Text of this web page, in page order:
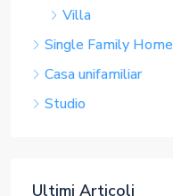
Villa
Single Family Home
Casa unifamiliar
Studio
Ultimi Articoli